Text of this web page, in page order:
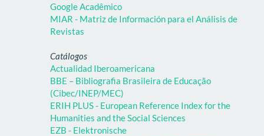
Google Acadêmico
MIAR - Matriz de Información para el Análisis de
Revistas
Catálogos
Actualidad Iberoamericana
BBE – Bibliografia Brasileira de Educação
(Cibec/INEP/MEC)
ERIH PLUS - European Reference Index for the
Humanities and the Social Sciences
EZB - Elektronische